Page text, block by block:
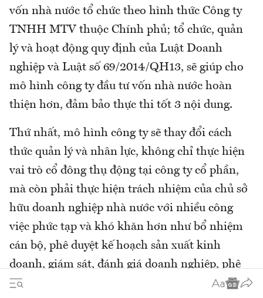
vốn nhà nước tổ chức theo hình thức Công ty
TNHH MTV thuộc Chính phủ; tổ chức, quản
lý và hoạt động quy định của Luật Doanh
nghiệp và Luật số 69/2014/QH13, sẽ giúp cho
mô hình công ty đầu tư vốn nhà nước hoàn
thiện hơn, đảm bảo thực thi tốt 3 nội dung.
Thứ nhất, mô hình công ty sẽ thay đổi cách
thức quản lý và nhân lực, không chỉ thực hiện
vai trò cổ đông thụ động tại công ty cổ phần,
mà còn phải thực hiện trách nhiệm của chủ sở
hữu doanh nghiệp nhà nước với nhiều công
việc phức tạp và khó khăn hơn như bổ nhiệm
cán bộ, phê duyệt kế hoạch sản xuất kinh
doanh, giám sát, đánh giá doanh nghiệp, phê
duyệt hoặc quyết định các dự án đầu tư lớn của